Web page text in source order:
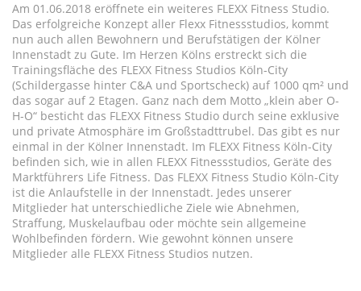
Am 01.06.2018 eröffnete ein weiteres FLEXX Fitness Studio.
Das erfolgreiche Konzept aller Flexx Fitnessstudios, kommt
nun auch allen Bewohnern und Berufstätigen der Kölner
Innenstadt zu Gute. Im Herzen Kölns erstreckt sich die
Trainingsfläche des FLEXX Fitness Studios Köln-City
(Schildergasse hinter C&A und Sportscheck) auf 1000 qm² und
das sogar auf 2 Etagen. Ganz nach dem Motto „klein aber O-
H-O“ besticht das FLEXX Fitness Studio durch seine exklusive
und private Atmosphäre im Großstadttrubel. Das gibt es nur
einmal in der Kölner Innenstadt. Im FLEXX Fitness Köln-City
befinden sich, wie in allen FLEXX Fitnessstudios, Geräte des
Marktführers Life Fitness. Das FLEXX Fitness Studio Köln-City
ist die Anlaufstelle in der Innenstadt. Jedes unserer
Mitglieder hat unterschiedliche Ziele wie Abnehmen,
Straffung, Muskelaufbau oder möchte sein allgemeine
Wohlbefinden fördern. Wie gewohnt können unsere
Mitglieder alle FLEXX Fitness Studios nutzen.